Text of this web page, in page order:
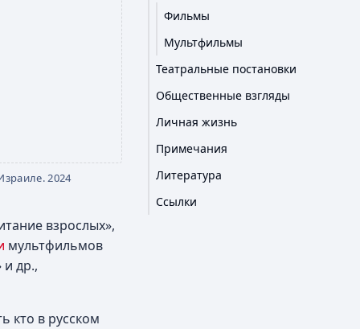
2024
взрослых»,
мультфильмов
и др.,
кто в русском
Фильмы
Мультфильмы
Театральные постановки
Общественные взгляды
Личная жизнь
Примечания
Литература
Ссылки